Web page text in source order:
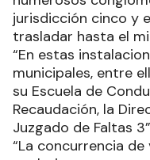
gestión del
cívico viene a
beneficiar a los
numerosos
jurisdicción cinco y
trasladar hasta el
“En estas
municipales, entre
su Escuela de